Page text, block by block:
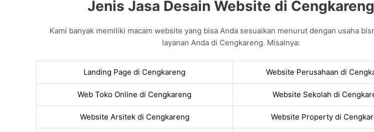
Jenis Jasa Desain Website di Cengkareng
Kami banyak memiliki macam website yang bisa Anda sesuaikan menurut dengan usaha
layanan Anda di Cengkareng. Misalnya:
Landing Page di Cengkareng Website Perusahaan di
Web Toko Online di Cengkareng Website Sekolah di
Website Arsitek di Cengkareng Website Property di